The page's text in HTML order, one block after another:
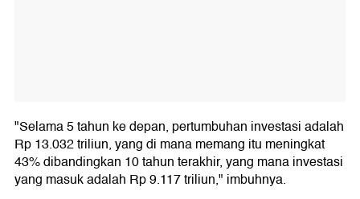
"Selama 5 tahun ke depan, pertumbuhan investasi adalah
Rp 13.032 triliun, yang di mana memang itu meningkat
43% dibandingkan 10 tahun terakhir, yang mana investasi
yang masuk adalah Rp 9.117 triliun," imbuhnya.